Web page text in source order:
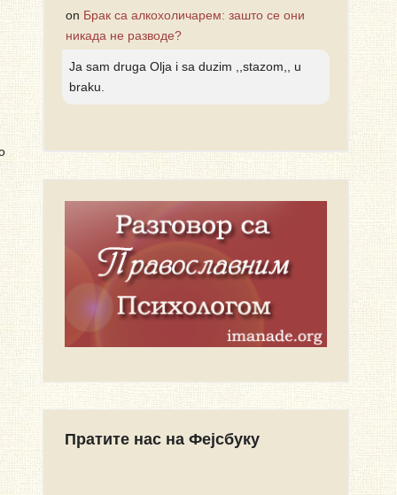
on Брак са алкохоличарем: зашто се они
никада не разводе?
Ja sam druga Olja i sa duzim ,,stazom,, u
braku.
Пратите нас на Фејсбуку